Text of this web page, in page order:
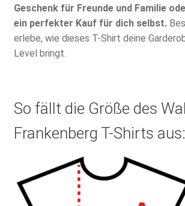
Geschenk für Freunde und Familie
ein perfekter Kauf für dich selbst.
erlebe, wie dieses T-Shirt deine
Level bringt.
So fällt die Größe des
Frankenberg T-Shirts aus: